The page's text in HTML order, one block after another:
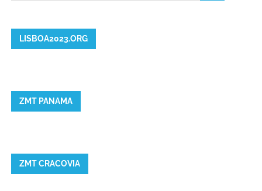
LISBOA2023.ORG
ZMT PANAMA
ZMT CRACOVIA